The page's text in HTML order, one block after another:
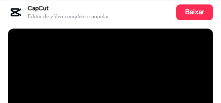
CapCut
Editor de vídeo completo e popular Baixar